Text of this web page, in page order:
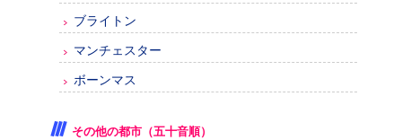
ブライトン
マンチェスター
ボーンマス
その他の都市（五十音順）